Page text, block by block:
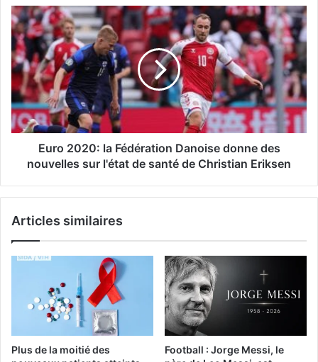
Euro 2020: la Fédération Danoise donne des
nouvelles sur l'état de santé de Christian Eriksen
Articles similaires
Plus de la moitié des
Football : Jorge Messi, le